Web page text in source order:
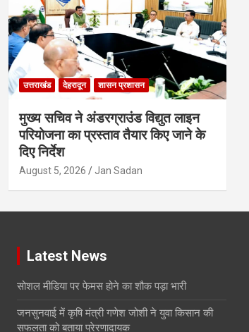
उत्तराखंड देहरादून शासन प्रशासन
मुख्य सचिव ने अंडरग्राउंड विद्युत लाइन
परियोजना का प्रस्ताव तैयार किए जाने के
दिए निर्देश
August 5, 2026 Jan Sadan
Latest News
सोशल मीडिया पर फेमस होने का शौक पड़ा भारी
जनसुनवाई में कृषि मंत्री गणेश जोशी ने युवा किसान की
सफलता को बताया प्रेरणादायक